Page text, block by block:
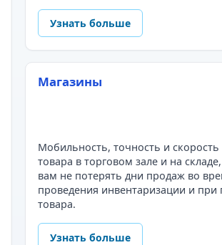
Узнать больше
Магазины
Мобильность, точность и скорость
товара в торговом зале и на
вам не потерять дни продаж во
проведения инвентаризации и при
товара.
Узнать больше